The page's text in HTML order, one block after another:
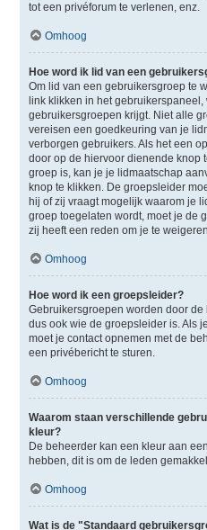
tot een privéforum te verlenen, enz.
Omhoog
Hoe word ik lid van een
Om lid van een gebruikersgroep te
link klikken in het
gebruikersgroepen krijgt. Niet alle
vereisen een goedkeuring van je
verborgen gebruikers. Als het een
door op de hiervoor dienende knop
groep is, kan je je lidmaatschap
knop te klikken. De groepsleider
hij of zij vraagt mogelijk waarom je
groep toegelaten wordt, moet je de
zij heeft een reden om je te
Omhoog
Hoe word ik een groepsleider?
Gebruikersgroepen worden door
dus ook wie de groepsleider is. Als
moet je contact opnemen met de
een privébericht te sturen.
Omhoog
Waarom staan verschillende
kleur?
De beheerder kan een kleur aan
hebben, dit is om de leden
Omhoog
Wat is de "Standaard